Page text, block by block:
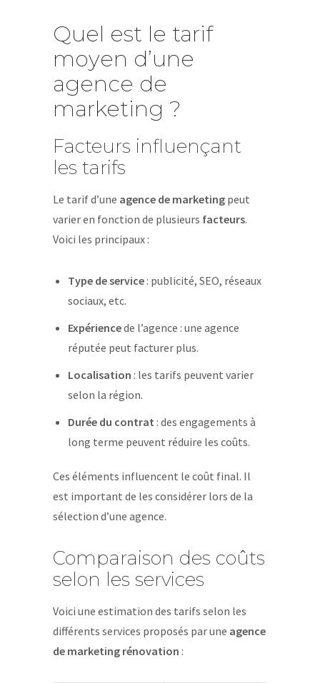
Quel est le tarif
moyen d’une
agence de
marketing ?
Facteurs influençant
les tarifs
Le tarif d’une agence de marketing peut
varier en fonction de plusieurs facteurs.
Voici les principaux :
Type de service: publicité, SEO, réseaux
sociaux, etc.
Expériencede l’agence : une agence
réputée peut facturer plus.
Localisation : les tarifs peuvent varier
selon la région.
Durée du contrat : des engagements à
long terme peuvent réduire les coûts.
Ces éléments influencent le coût final. Il
est important de les considérer lors de la
sélection d’une agence.
Comparaison des coûts
selon les services
Voici une estimation des tarifs selon les
différents services proposés par une agence
de marketing rénovation :